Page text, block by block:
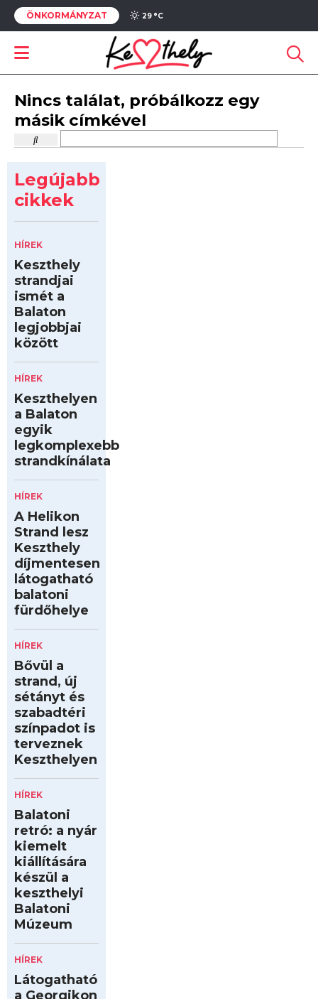
ÖNKORMÁNYZAT 29 °C
Nincs találat, próbálkozz egy
másik címkével
Legújabb
cikkek
HÍREK
Keszthely
strandjai
ismét a
Balaton
legjobbjai
között
HÍREK
Keszthelyen
a Balaton
egyik
legkomplexebb
strandkínálata
HÍREK
A Helikon
Strand lesz
Keszthely
díjmentesen
látogatható
balatoni
fürdőhelye
HÍREK
Bővül a
strand, új
sétányt és
szabadtéri
színpadot is
terveznek
Keszthelyen
HÍREK
Balatoni
retró: a nyár
kiemelt
kiállítására
készül a
keszthelyi
Balatoni
Múzeum
HÍREK
Látogatható
a Georgikon